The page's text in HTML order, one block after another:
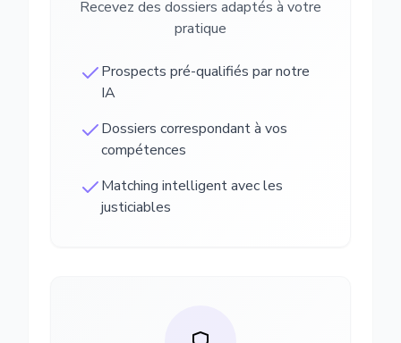
Recevez des dossiers adaptés à votre
pratique
Prospects pré-qualifiés par notre
IA
Dossiers correspondant à vos
compétences
Matching intelligent avec les
justiciables